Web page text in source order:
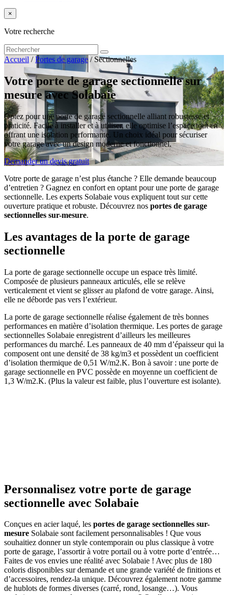
×
Votre recherche
Accueil /Portes de garage / Sectionnelles
Votre porte de garage sectionnelle sur
mesure avec Solabaie
Optez pour une porte de garage sectionnelle alliant robustesse et
praticité. Facile à installer et à utiliser, elle optimise l’espace tout en
offrant une isolation performante. Un choix idéal pour sécuriser
votre garage avec un design moderne et fonctionnel.
Demander un devis gratuit
Votre porte de garage n’est plus étanche ? Elle demande beaucoup
d’entretien ? Gagnez en confort en optant pour une porte de garage
sectionnelle. Les experts Solabaie vous expliquent tout sur cette
ouverture pratique et robuste. Découvrez nos portes de garage
sectionnelles sur-mesure.
Les avantages de la porte de garage
sectionnelle
La porte de garage sectionnelle occupe un espace très limité.
Composée de plusieurs panneaux articulés, elle se relève
verticalement et vient se glisser au plafond de votre garage. Ainsi,
elle ne déborde pas vers l’extérieur.
La porte de garage sectionnelle réalise également de très bonnes
performances en matière d’isolation thermique. Les portes de garage
sectionnelles Solabaie enregistrent d’ailleurs les meilleures
performances du marché. Les panneaux de 40 mm d’épaisseur qui la
composent ont une densité de 38 kg/m3 et possèdent un coefficient
d’isolation thermique de 0,51 W/m2.K. Bon à savoir : une porte de
garage sectionnelle en PVC possède en moyenne un coefficient de
1,3 W/m2.K. (Plus la valeur est faible, plus l’ouverture est isolante).
Personnalisez votre porte de garage
sectionnelle avec Solabaie
Conçues en acier laqué, les portes de garage sectionnelles sur-
mesure Solabaie sont facilement personnalisables ! Que vous
souhaitiez donner un style contemporain ou plus classique à votre
porte de garage, l’assortir à votre portail ou à votre porte d’entrée…
Faites de vos envies une réalité avec Solabaie ! Avec plus de 180
coloris disponibles sur demande et une grande variété de finitions et
d’accessoires, rendez-la unique. Découvrez également notre gamme
de hublots de formes diverses (carré, rond, losange…). Vous